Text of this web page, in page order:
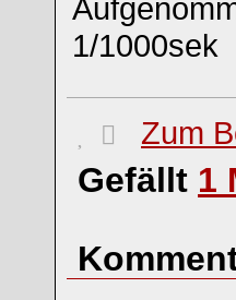
1/1000sek
Zum
Gefällt 1